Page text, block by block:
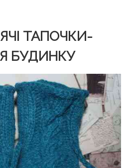
ТАПОЧКИ-
БУДИНКУ